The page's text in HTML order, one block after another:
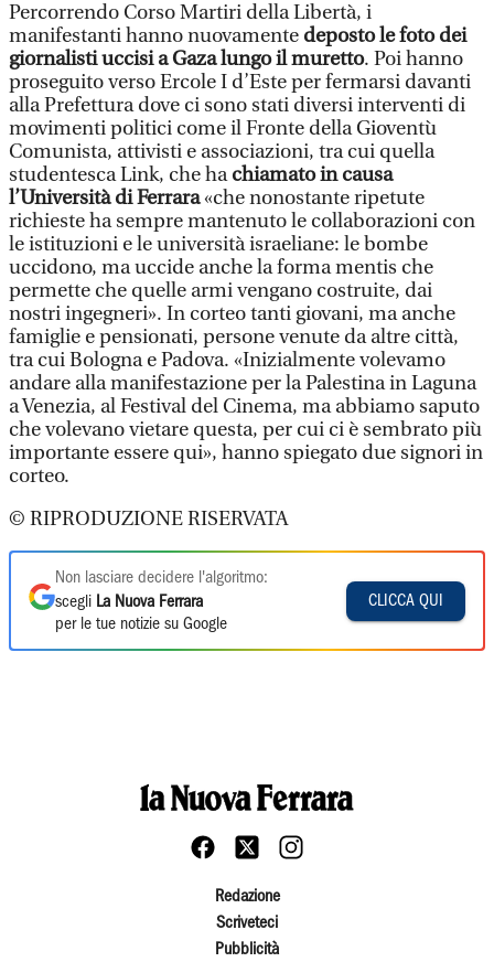
Percorrendo Corso Martiri della Libertà, i
manifestanti hanno nuovamente deposto le foto dei
giornalisti uccisi a Gaza lungo il muretto. Poi hanno
proseguito verso Ercole I d’Este per fermarsi davanti
alla Prefettura dove ci sono stati diversi interventi di
movimenti politici come il Fronte della Gioventù
Comunista, attivisti e associazioni, tra cui quella
studentesca Link, che hachiamato in causa
l’Università di Ferrara«che nonostante ripetute
richieste ha sempre mantenuto le collaborazioni con
le istituzioni e le università israeliane: le bombe
uccidono, ma uccide anche la forma mentis che
permette che quelle armi vengano costruite, dai
nostri ingegneri». In corteo tanti giovani, ma anche
famiglie e pensionati, persone venute da altre città,
tra cui Bologna e Padova. «Inizialmente volevamo
andare alla manifestazione per la Palestina in Laguna
a Venezia, al Festival del Cinema, ma abbiamo saputo
che volevano vietare questa, per cui ci è sembrato più
importante essere qui», hanno spiegato due signori in
corteo.
© RIPRODUZIONE RISERVATA
Non lasciare decidere l'algoritmo:
scegli La Nuova Ferrara
per le tue notizie su Google
CLICCA QUI
Redazione
Scriveteci
Pubblicità